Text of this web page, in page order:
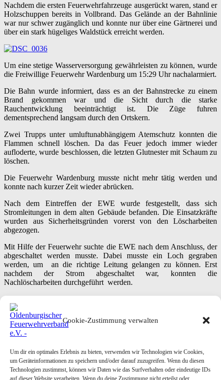
Cookie-Zustimmung verwalten
Um dir ein optimales Erlebnis zu bieten, verwenden wir Technologien wie Cookies,
um Geräteinformationen zu speichern und/oder darauf zuzugreifen. Wenn du diesen
Technologien zustimmst, können wir Daten wie das Surfverhalten oder eindeutige IDs
auf dieser Website verarbeiten. Wenn du deine Zustimmung nicht erteilst oder
Nachdem die ersten Feuerwehrfahrzeuge ausgerückt waren, stand er
Holzschuppen bereits in Vollbrand. Das Gelände an der Bahnlinie
war nur schwer zugänglich und konnte nur über eine Gärtnerei und
über ein stark hügeliges Waldstück erreicht werden.
Um eine stetige Wasserversorgung gewährleisten zu können, wurde
die Freiwillige Feuerwehr Wardenburg um 15:29 Uhr nachalarmiert.
Die Bahn wurde informiert, dass es an der Bahnstrecke zu einem
Brand gekommen war und die Sicht durch die starke
Rauchentwicklung beeinträchtigt ist. Die Züge fuhren
dementsprechend langsam durch den Ortskern.
Zwei Trupps unter umluftunabhängigem Atemschutz konnten die
Flammen schnell löschen. Da das Feuer jedoch immer wieder
aufloderte, wurde beschlossen, die letzten Glutnester mit Schaum zu
löschen.
Die Feuerwehr Wardenburg musste nicht mehr tätig werden und
konnte nach kurzer Zeit wieder abrücken.
Nach dem Eintreffen der EWE wurde festgestellt, dass sich
Stromleitungen in dem alten Gebäude befanden. Die Einsatzkräfte
wurden aus Sicherheitsgründen vorerst von den Löscharbeiten
abgezogen.
Mit Hilfe der Feuerwehr suchte die EWE nach dem Anschluss, der
abgeschaltet werden musste. Dabei musste ein Loch gegraben
werden, um an die richtige Leitung gelangen zu können. Erst
nachdem der Strom abgeschaltet war, konnten die
Nachlöscharbeiten durchgeführt werden.
Einsatzkräfte mit neun Fahrzeugen vor Ort.
Text & Bilder: Tanja Konegen-Peters
Posted inEinsatzberichte TaggedBrandeinsatz
Post
24.03.2016 – Jahreshauptversammlung Feuerwehr Beckeln→